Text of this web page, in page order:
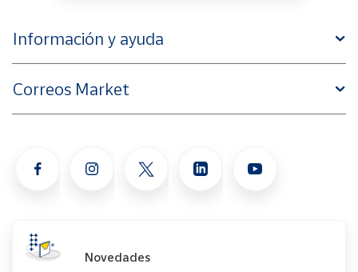
Información y ayuda
Correos Market
Novedades